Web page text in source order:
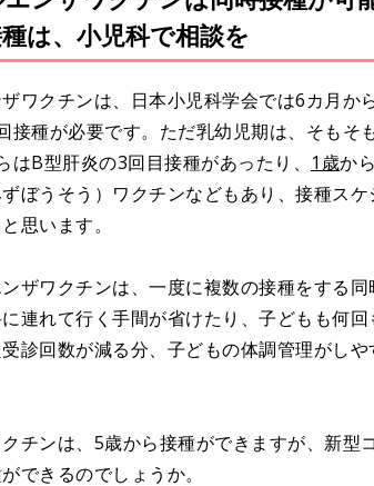
は、小児科で相談を
ワクチンは、日本小児科学会では6カ月か
接種が必要です。ただ乳幼児期は、そもそ
はB型肝炎の3回目接種があったり、 1歳か
ぼうそう）ワクチンなどもあり、接種ス
思います。
ンザワクチンは、一度に複数の接種をする
連れて行く手間が省けたり、子どもも何
診回数が減る分、子どもの体調管理がし
チンは、5歳から接種ができますが、新型
できるのでしょうか。